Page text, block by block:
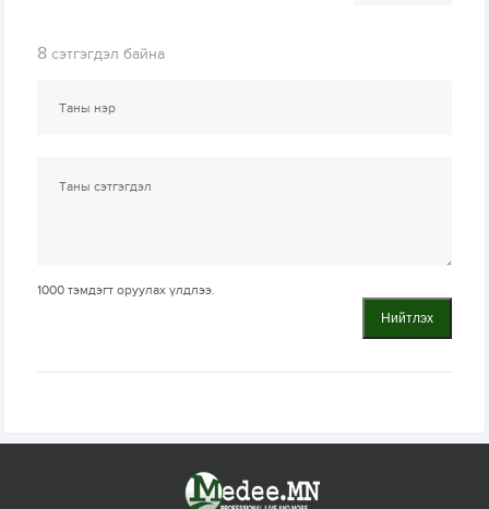
8 сэтгэгдэл байна
1000 тэмдэгт оруулах үлдлээ.
Нийтлэх